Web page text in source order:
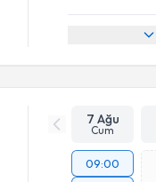
7 Ağu
Cum
09:00